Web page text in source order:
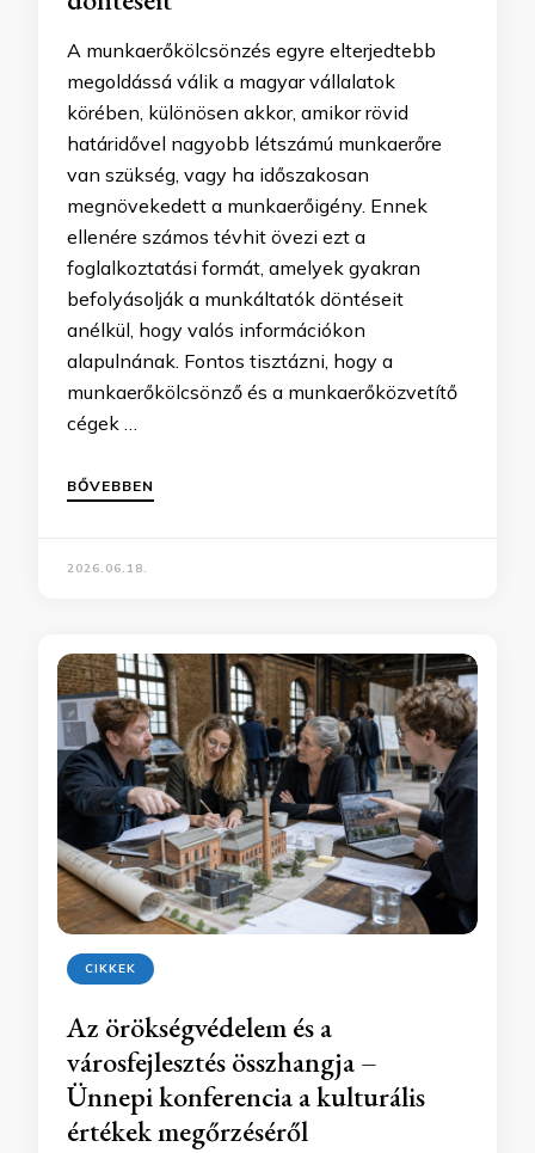
A munkaerőkölcsönzés egyre elterjedtebb
megoldássá válik a magyar vállalatok
körében, különösen akkor, amikor rövid
határidővel nagyobb létszámú munkaerőre
van szükség, vagy ha időszakosan
megnövekedett a munkaerőigény. Ennek
ellenére számos tévhit övezi ezt a
foglalkoztatási formát, amelyek gyakran
befolyásolják a munkáltatók döntéseit
anélkül, hogy valós információkon
alapulnának. Fontos tisztázni, hogy a
munkaerőkölcsönző és a munkaerőközvetítő
cégek …
BŐVEBBEN
2026.06.18.
CIKKEK
Az örökségvédelem és a
városfejlesztés összhangja –
Ünnepi konferencia a kulturális
értékek megőrzéséről